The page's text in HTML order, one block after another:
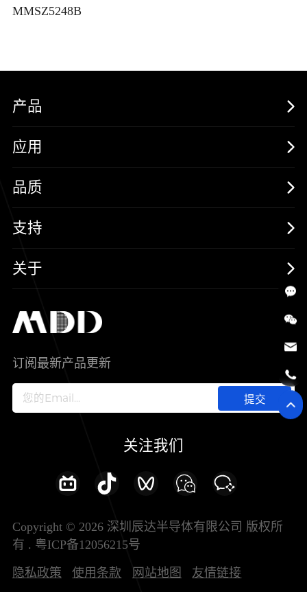
MMSZ5248B
产品
MOSFETs
保护器件
三极管
SiC
IC
应用
消费电子
汽车电子
新能源
智能家居
新兴行业
品质
可靠性实验室
质量与环境
其他信息(PCN)
支持
样品与支持
关于
加入我们
订阅最新产品更新
提交
关注我们
Copyright © 2026 深圳辰达半导体有限公司 版权所
有 . 粤ICP备12056215号
隐私政策 使用条款 网站地图 友情链接